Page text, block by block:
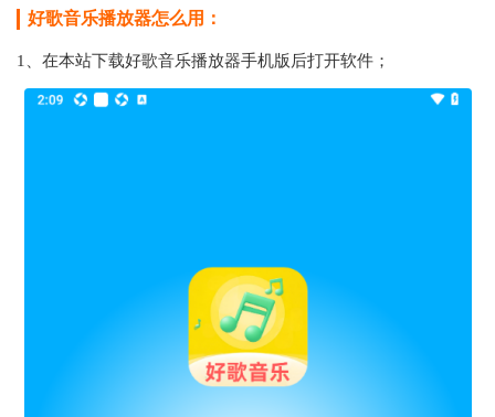
好歌音乐播放器怎么用：
1、在本站下载好歌音乐播放器手机版后打开软件；